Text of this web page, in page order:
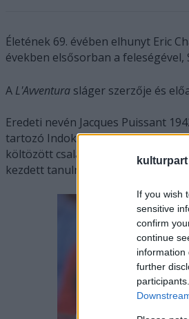
kulturpart
If you wish
sensitive
confirm
continue
information
further
Életének 69. évében elhunyt Eric
években elsősorban a
A L'Avventura sláger szerzője és
Eredeti nevén Jacques Puissant
tartozó Indokínában, a ma
költözött családjával Marseille-be,
kezdett tanulni, mielőtt 1963-ban